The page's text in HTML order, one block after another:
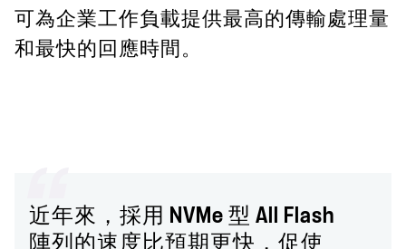
可為企業工作負載提供最高的傳輸處理量
和最快的回應時間。
近年來，採用 NVMe 型 All Flash
陣列的速度比預期更快，促使